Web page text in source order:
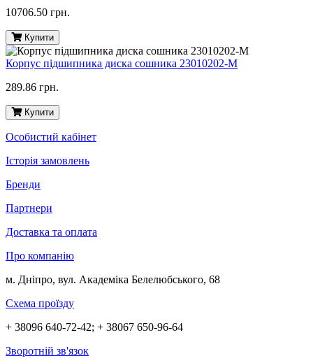
10706.50 грн.
Купити
Корпус підшипника диска сошника 23010202-M
289.86 грн.
Купити
Особистий кабінет
Історія замовлень
Бренди
Партнери
Доставка та оплата
Про компанію
м. Дніпро, вул. Академіка Белелюбського, 68
Схема проїзду
+ 38096 640-72-42; + 38067 650-96-64
Зворотній зв'язок